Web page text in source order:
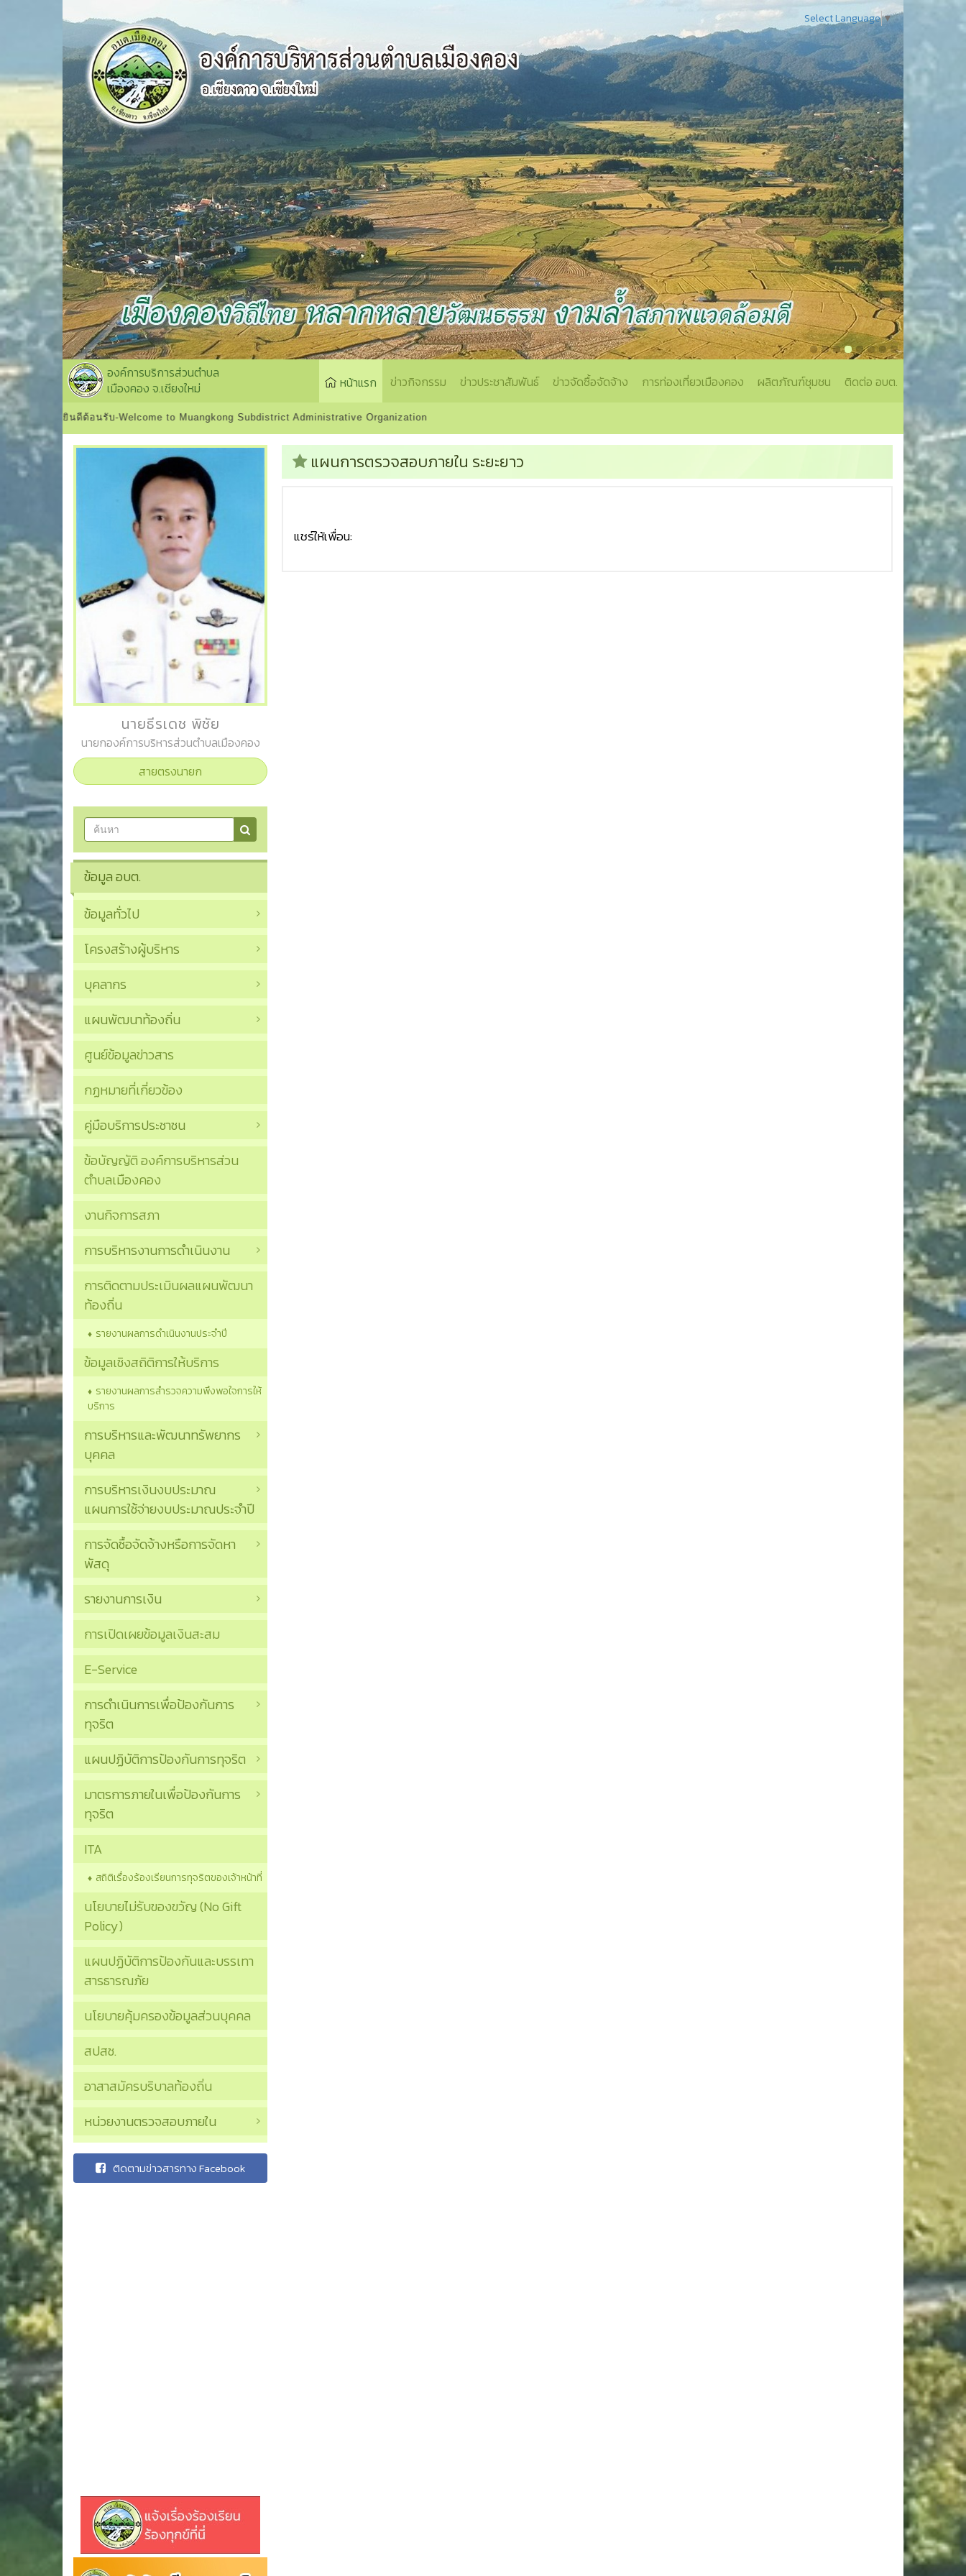
องค์การบริการส่วนตำบล
เมืองคอง จ.เชียงใหม่
หน้าแรก ข่าวกิจกรรม ข่าวประชาสัมพันธ์ ข่าวจัดซื้อจัดจ้าง การท่องเที่ยวเมืองคอง ผลิตภัณฑ์ชุมชน ติดต่อ อบต.
อนรับ-Welcome to Muangkong Subdistrict Administrative Organization
Select Language▼
นายธีรเดช พิชัย
นายกองค์การบริหารส่วนตำบลเมืองคอง
สายตรงนายก
ข้อมูล อบต.
ข้อมูลทั่วไป
โครงสร้างผู้บริหาร
บุคลากร
แผนพัฒนาท้องถิ่น
ศูนย์ข้อมูลข่าวสาร
กฏหมายที่เกี่ยวข้อง
คู่มือบริการประชาชน
ข้อบัญญัติ องค์การบริหารส่วน
ตำบลเมืองคอง
งานกิจการสภา
การบริหารงานการดำเนินงาน
การติดตามประเมินผลแผนพัฒนา
ท้องถิ่น
รายงานผลการดำเนินงานประจำปี
ข้อมูลเชิงสถิติการให้บริการ
รายงานผลการสำรวจความพึงพอใจการให้
บริการ
การบริหารและพัฒนาทรัพยากร
บุคคล
การบริหารเงินงบประมาณ
แผนการใช้จ่ายงบประมาณประจำปี
การจัดซื้อจัดจ้างหรือการจัดหา
พัสดุ
รายงานการเงิน
การเปิดเผยข้อมูลเงินสะสม
E-Service
การดำเนินการเพื่อป้องกันการ
ทุจริต
แผนปฏิบัติการป้องกันการทุจริต
มาตรการภายในเพื่อป้องกันการ
ทุจริต
ITA
สถิติเรื่องร้องเรียนการทุจริตของเจ้าหน้าที่
นโยบายไม่รับของขวัญ (No Gift
Policy)
แผนปฏิบัติการป้องกันและบรรเทา
สารธารณภัย
นโยบายคุ้มครองข้อมูลส่วนบุคคล
สปสช.
อาสาสมัครบริบาลท้องถิ่น
หน่วยงานตรวจสอบภายใน
ติดตามข่าวสารทาง Facebook
แผนการตรวจสอบภายใน ระยะยาว
แชร์ให้เพื่อน: